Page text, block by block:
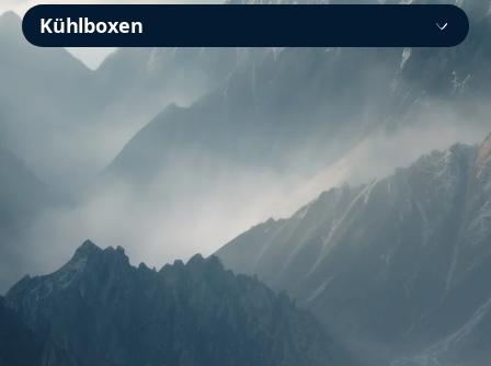
Kühlboxen